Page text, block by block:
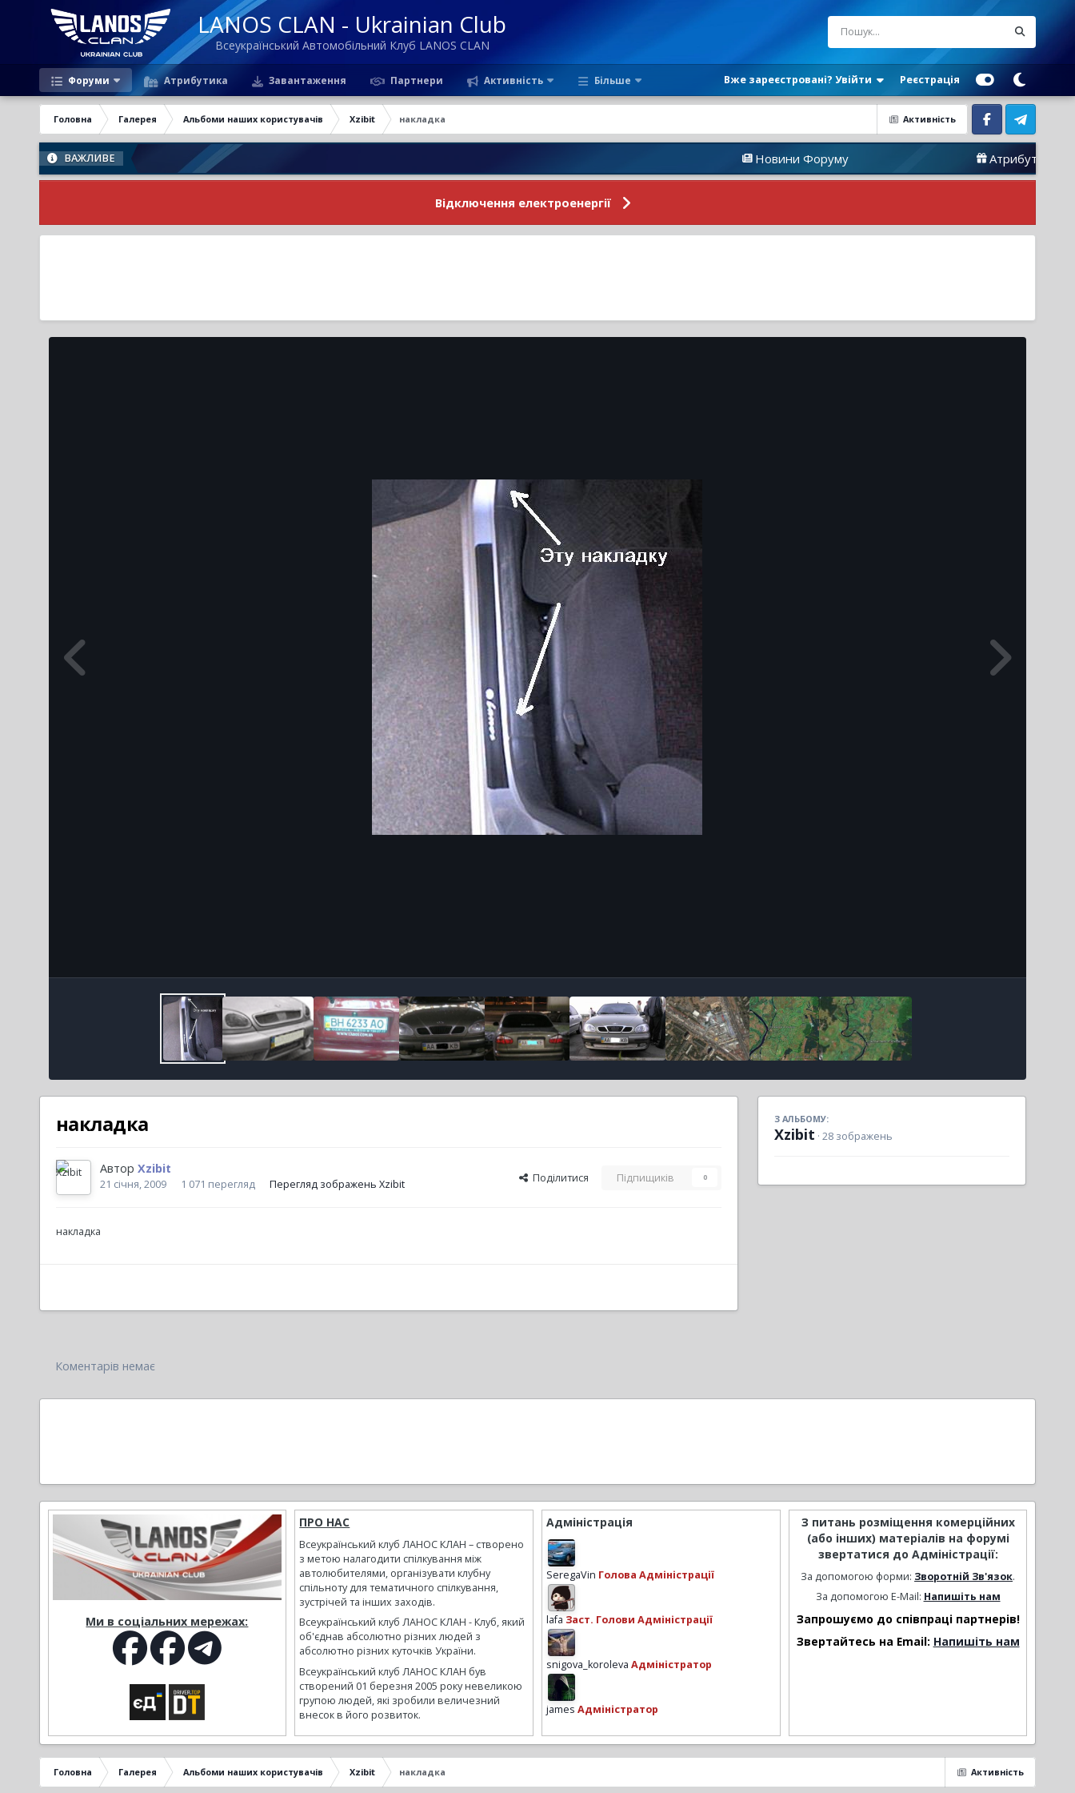
LANOS CLAN - Ukrainian Club
Всеукраїнський Автомобільний Клуб LANOS CLAN
Форуми Атрибутика Завантаження Партнери Активність Більше Вже зареєстровані? Увійти Реєстрація
Активність
Головна Галерея Альбоми наших користувачів Xzibit накладка
Facebook Telegram
ВАЖЛИВЕ Новини Форуму Атрибутика
Відключення електроенергії
накладка
Автор Xzibit
21 січня, 2009 1 071 перегляд Перегляд зображень Xzibit Поділитися Підпищиків 0
накладка
З АЛЬБОМУ:
Xzibit · 28 зображень
Коментарів немає
Ми в соціальних мережах:
ПРО НАС
Всеукраїнський клуб ЛАНОС КЛАН – створено
з метою налагодити спілкування між
автолюбителями, організувати клубну
спільноту для тематичного спілкування,
зустрічей та інших заходів.
Всеукраїнський клуб ЛАНОС КЛАН - Клуб, який
об'єднав абсолютно різних людей з
абсолютно різних куточків України.
Всеукраїнський клуб ЛАНОС КЛАН був
створений 01 березня 2005 року невеликою
групою людей, які зробили величезний
внесок в його розвиток.
Адміністрація
SeregaVin Голова Адміністрації
lafa Заст. Голови Адміністрації
snigova_koroleva Адміністратор
james Адміністратор
З питань розміщення комерційних
(або інших) матеріалів на форумі
звертатися до Адміністрації:
За допомогою форми: Зворотній Зв'язок.
За допомогою E-Mail: Напишіть нам
Запрошуємо до співпраці партнерів!
Звертайтесь на Email: Напишіть нам
Активність
Головна Галерея Альбоми наших користувачів Xzibit накладка